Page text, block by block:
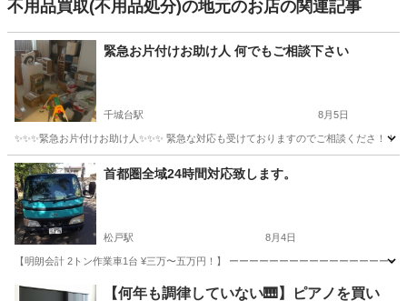
不用品買取(不用品処分)の地元のお店の関連記事
緊急お片付けお助け人 何でもご相談下さい
千城台駅 8月5日
✨✨✨緊急お片付けお助け人✨✨✨ 緊急な対応も受けておりますのでご相談くださ！
千葉 千葉市 千城台駅 不用品回収 片付け
首都圏全域24時間対応致します。
松戸駅 8月4日
【明朗会計 2トン作業車1台 ¥三万〜五万円！】 ーーーーーーーーーーーーーーーー
千葉 松戸市 松戸駅 遺品整理 料金
【何年も調律していない🎹】ピアノを買い